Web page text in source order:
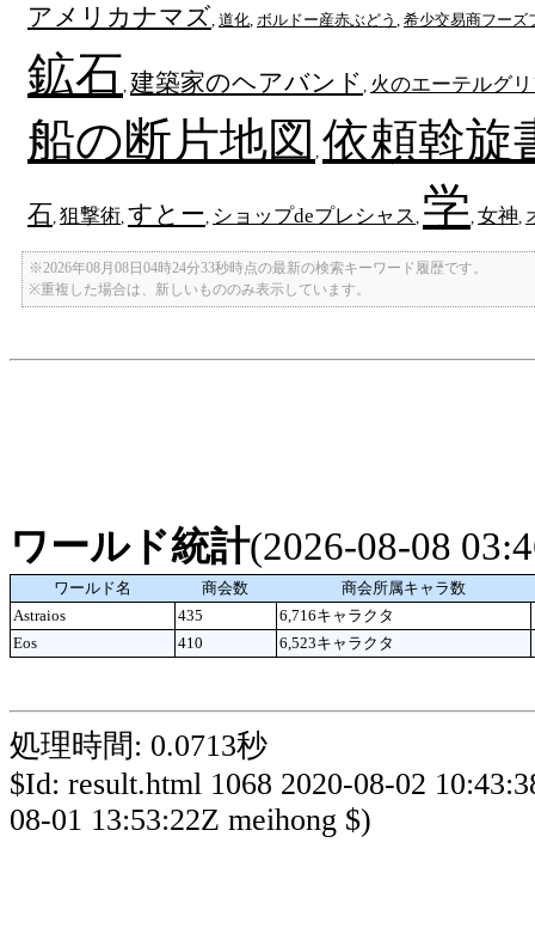
アメリカナマズ 道化 ボルドー産赤ぶどう 希少交易商フーズ
鉱石 建築家のヘアバンド 火のエーテルグ
船の断片地図 依頼斡旋
石 狙撃術 すとー ショップdeプレシャス 学 女神
※2026年08月08日04時24分33秒時点の最新の検索キーワード履歴です。
※重複した場合は、新しいもののみ表示しています。
ワールド統計(2026-08-08
ワールド名 商会数
商会所属キャラ数
Astraios
435 6,716キャラクタ
Eos
410 6,523キャラクタ
処理時間: 0.0713秒
$Id: result.html 1068 2020-08-02
08-01 13:53:22Z meihong $)